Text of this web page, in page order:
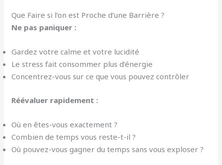
Que Faire si l’on est Proche d’une Barrière ?
Ne pas paniquer :
Gardez votre calme et votre lucidité
Le stress fait consommer plus d’énergie
Concentrez-vous sur ce que vous pouvez contrôler
Réévaluer rapidement :
Où en êtes-vous exactement ?
Combien de temps vous reste-t-il ?
Où pouvez-vous gagner du temps sans vous exploser ?